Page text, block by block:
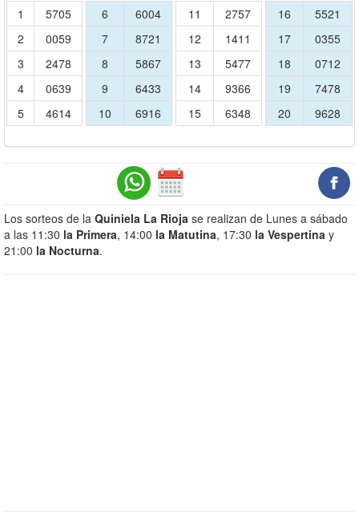
1
5705
2
0059
3
2478
4
0639
5
4614
6
6004
7
8721
8
5867
9
6433
10
6916
11
2757
12
1411
13
5477
14
9366
15
6348
16
5521
17
0355
18
0712
19
7478
20
9628
Los sorteos de la Quiniela La Rioja se realizan de Lunes a sábado
a las 11:30 la Primera, 14:00 la Matutina, 17:30 la Vespertina y
21:00 la Nocturna.